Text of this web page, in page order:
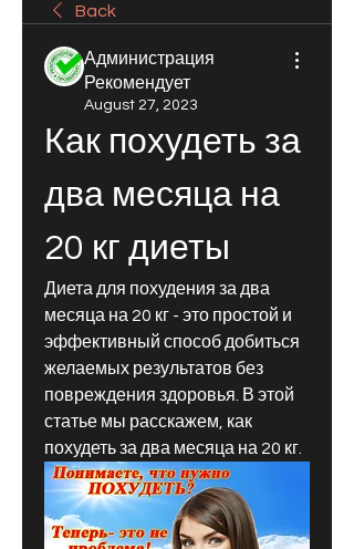
Back
Администрация
Рекомендует
August 27, 2023
Как похудеть за
два месяца на
20 кг диеты
Диета для похудения за два
месяца на 20 кг - это простой и
эффективный способ добиться
желаемых результатов без
повреждения здоровья. В этой
статье мы расскажем, как
похудеть за два месяца на 20 кг.